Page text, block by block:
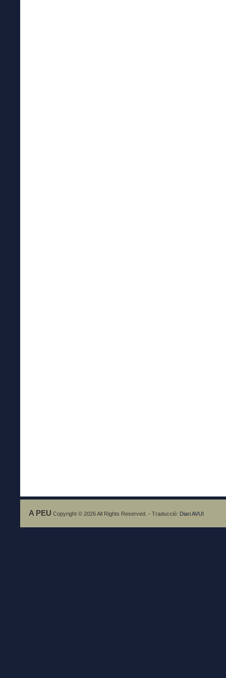
A PEU Copyright © 2026 All Rights Reserved. - Traducció: Diari AVUI